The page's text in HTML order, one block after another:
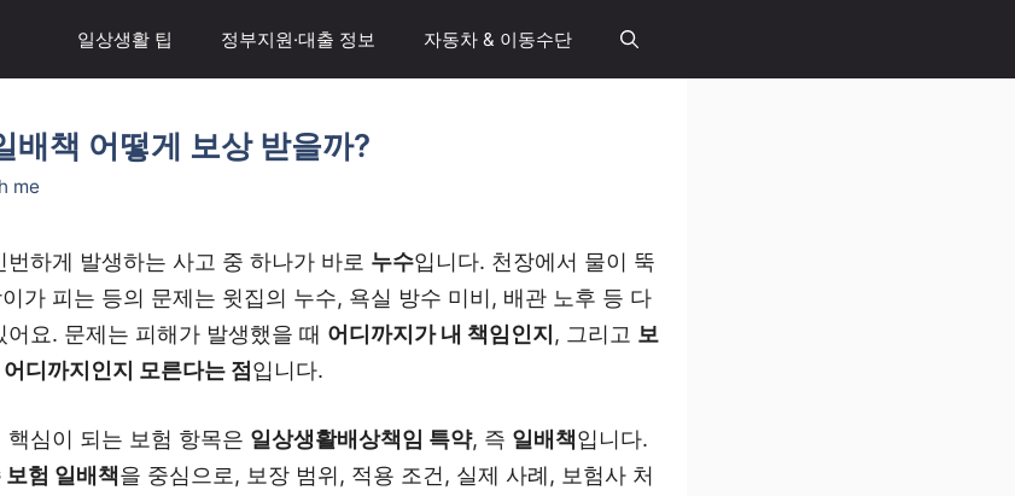
일상생활 팁 정부지원·대출 정보 자동차 & 이동수단
배책 어떻게 보상 받을까?
me
하게 발생하는 사고 중 하나가 바로 누수입니다. 천장에서 물이 뚝
가 피는 등의 문제는 윗집의 누수, 욕실 방수 미비, 배관 노후 등 다
요. 문제는 피해가 발생했을 때 어디까지가 내 책임인지, 그리고 보
디까지인지 모른다는 점입니다.
심이 되는 보험 항목은 일상생활배상책임 특약, 즉 일배책입니다.
험 일배책을 중심으로, 보장 범위, 적용 조건, 실제 사례, 보험사 처